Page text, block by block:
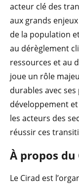
acteur clé des
aux grands
de la population
au dérèglement
ressources et au
joue un rôle
durables avec
développement
les acteurs des
réussir ces
À propos du
Le Cirad est